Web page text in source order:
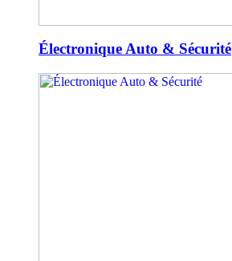
Électronique Auto & Sécurité